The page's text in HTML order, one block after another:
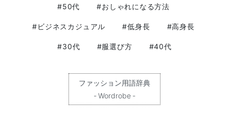
#50代
#おしゃれになる方法
#ビジネスカジュアル
#低身長
#高身長
#30代
#服選び方 #40代
ファッション用語辞典
- Wordrobe -